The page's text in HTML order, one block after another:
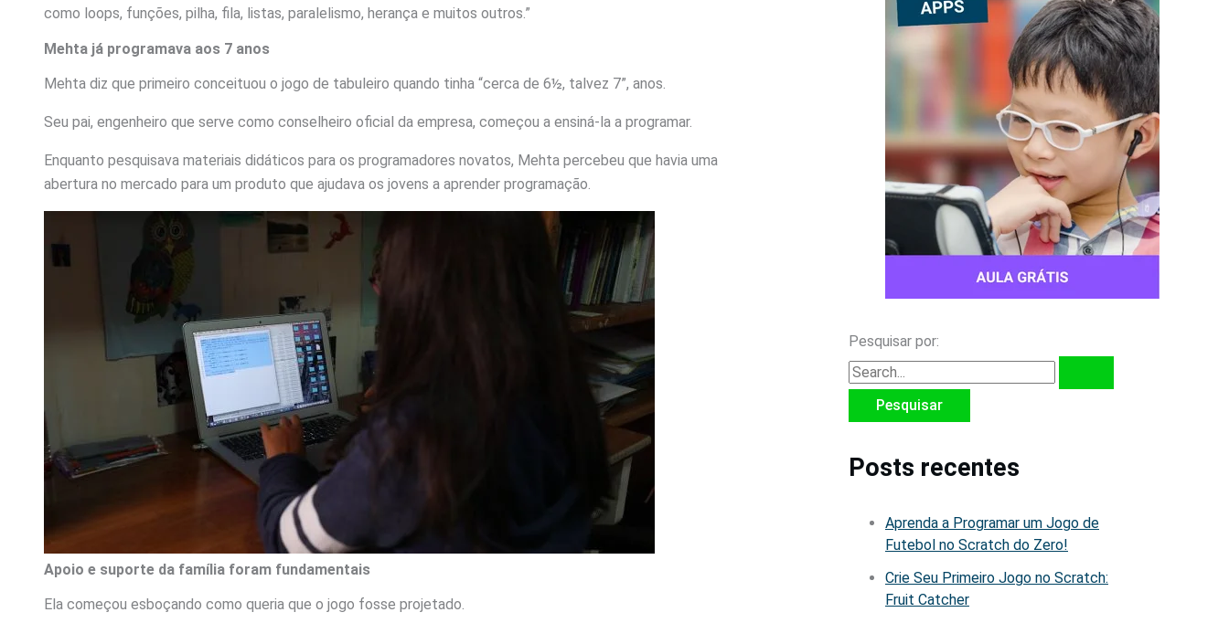
como loops, funções, pilha, fila, listas, paralelismo, herança e muitos outros.”
Mehta já programava aos 7 anos
Mehta diz que primeiro conceituou o jogo de tabuleiro quando tinha “cerca de 6½, talvez 7”, anos.
Seu pai, engenheiro que serve como conselheiro oficial da empresa, começou a ensiná-la a programar.
Enquanto pesquisava materiais didáticos para os programadores novatos, Mehta percebeu que havia uma
abertura no mercado para um produto que ajudava os jovens a aprender programação.
Apoio e suporte da família foram fundamentais
Ela começou esboçando como queria que o jogo fosse projetado.
Pesquisar por:
Posts recentes
Aprenda a Programar um Jogo de
Futebol no Scratch do Zero!
Crie Seu Primeiro Jogo no Scratch:
Fruit Catcher